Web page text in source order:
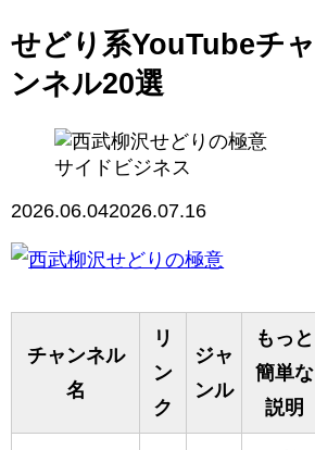
せどり系YouTubeチャ
ンネル20選
サイドビジネス
2026.06.042026.07.16
チャンネル
名
リ
ン
ク
ジャ
ンル
もっと
簡単な
説明